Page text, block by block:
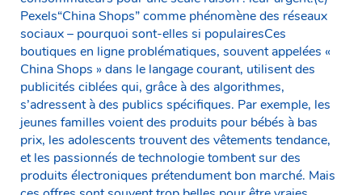
Pexels“China Shops” comme phénomène des réseaux
sociaux – pourquoi sont-elles si populairesCes
boutiques en ligne problématiques, souvent appelées «
China Shops » dans le langage courant, utilisent des
publicités ciblées qui, grâce à des algorithmes,
s’adressent à des publics spécifiques. Par exemple, les
jeunes familles voient des produits pour bébés à bas
prix, les adolescents trouvent des vêtements tendance,
et les passionnés de technologie tombent sur des
produits électroniques prétendument bon marché. Mais